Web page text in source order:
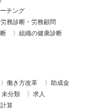
チング
労務診断・労務顧問
組織の健康診断
働き方改革
助成金
未分類
求人
算